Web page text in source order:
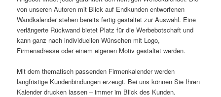
von unseren Autoren mit Blick auf Endkunden entworfenen
Wandkalender stehen bereits fertig gestaltet zur Auswahl. Eine
verlängerte Rückwand bietet Platz für die Werbebotschaft und
kann ganz nach individuellen Wünschen mit Logo,
Firmenadresse oder einem eigenen Motiv gestaltet werden.
Mit dem thematisch passenden Firmenkalender werden
langfristige Kundenbindungen erzeugt. Bei uns können Sie Ihren
Kalender drucken lassen – immer im Blick des Kunden.